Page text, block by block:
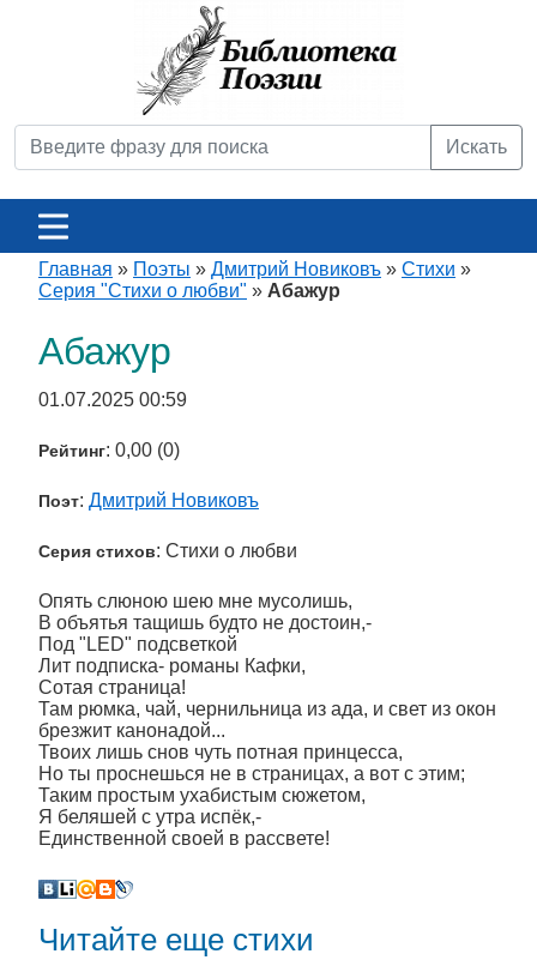
Искать
Главная » Поэты » Дмитрий Новиковъ » Стихи »
Серия "Стихи о любви" » Абажур
Абажур
01.07.2025 00:59
Рейтинг: 0,00 (0)
Поэт: Дмитрий Новиковъ
Серия стихов: Стихи о любви
Опять слюною шею мне мусолишь,
В объятья тащишь будто не достоин,-
Под "LED" подсветкой
Лит подписка- романы Кафки,
Сотая страница!
Там рюмка, чай, чернильница из ада, и свет из окон
брезжит канонадой...
Твоих лишь снов чуть потная принцесса,
Но ты проснешься не в страницах, а вот с этим;
Таким простым ухабистым сюжетом,
Я беляшей с утра испёк,-
Единственной своей в рассвете!
Читайте еще стихи